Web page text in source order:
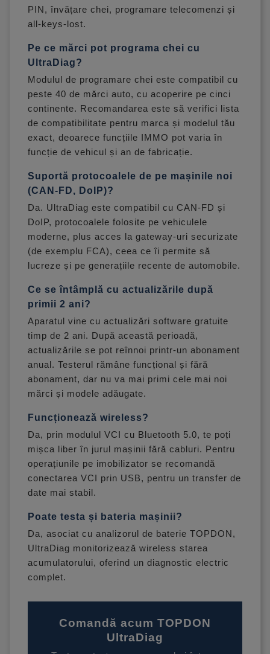
PIN, învățare chei, programare telecomenzi și
all-keys-lost.
Pe ce mărci pot programa chei cu
UltraDiag?
Modulul de programare chei este compatibil cu
peste 40 de mărci auto, cu acoperire pe cinci
continente. Recomandarea este să verifici lista
de compatibilitate pentru marca și modelul tău
exact, deoarece funcțiile IMMO pot varia în
funcție de vehicul și an de fabricație.
Suportă protocoalele de pe mașinile noi
(CAN-FD, DoIP)?
Da. UltraDiag este compatibil cu CAN-FD și
DoIP, protocoalele folosite pe vehiculele
moderne, plus acces la gateway-uri securizate
(de exemplu FCA), ceea ce îi permite să
lucreze și pe generațiile recente de automobile.
Ce se întâmplă cu actualizările după
primii 2 ani?
Aparatul vine cu actualizări software gratuite
timp de 2 ani. După această perioadă,
actualizările se pot reînnoi printr-un abonament
anual. Testerul rămâne funcțional și fără
abonament, dar nu va mai primi cele mai noi
mărci și modele adăugate.
Funcționează wireless?
Da, prin modulul VCI cu Bluetooth 5.0, te poți
mișca liber în jurul mașinii fără cabluri. Pentru
operațiunile pe imobilizator se recomandă
conectarea VCI prin USB, pentru un transfer de
date mai stabil.
Poate testa și bateria mașinii?
Da, asociat cu analizorul de baterie TOPDON,
UltraDiag monitorizează wireless starea
acumulatorului, oferind un diagnostic electric
complet.
Comandă acum TOPDON
UltraDiag